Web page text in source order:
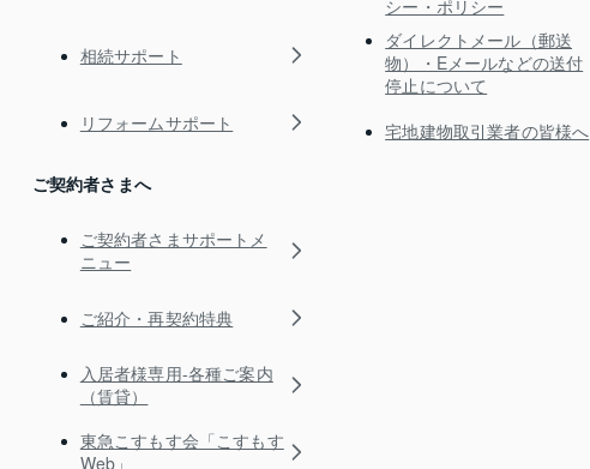
相続サポート
リフォームサポート
ご契約者さまへ
ご契約者さまサポートメ
ニュー
ご紹介・再契約特典
入居者様専用-各種ご案内
（賃貸）
東急こすもす会「こすもす
Web」
シー・ポリシー
ダイレクトメール（郵送
物）・Eメールなどの送付
停止について
宅地建物取引業者の皆様へ